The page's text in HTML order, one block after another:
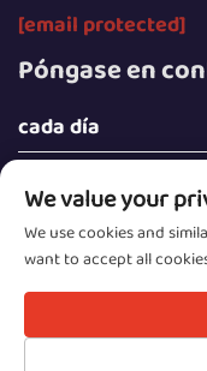
[email protected]
Póngase en
cada día
Derechos de autor
We value your
We use cookies and
want to accept all